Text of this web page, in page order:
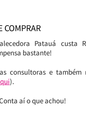
COMPRAR
Patauá custa
bastante!
consultoras e
).
aí o que achou!